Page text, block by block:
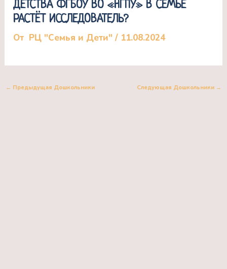
ДЕТСТВА ФГБОУ ВО «НГПУ» В СЕМЬЕ
РАСТЁТ ИССЛЕДОВАТЕЛЬ?
От РЦ "Семья и Дети"/ 11.08.2024
← Предыдущая Дошкольники Следующая Дошкольники →